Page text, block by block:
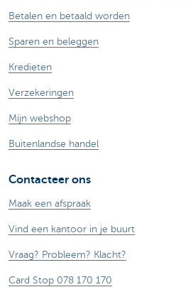
Betalen en betaald worden
Sparen en beleggen
Kredieten
Verzekeringen
Mijn webshop
Buitenlandse handel
Contacteer ons
Maak een afspraak
Vind een kantoor in je buurt
Vraag? Probleem? Klacht?
Card Stop 078 170 170